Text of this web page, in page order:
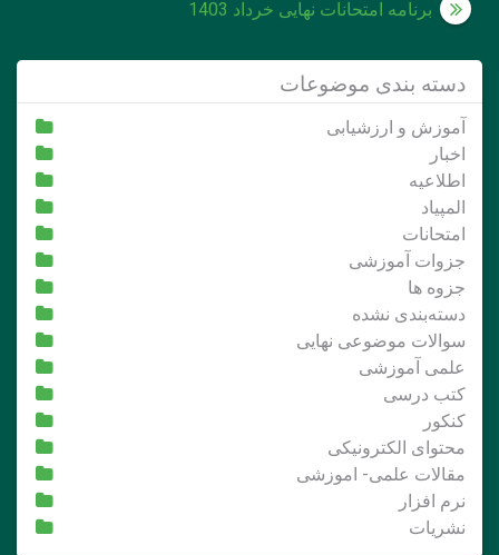
نوشتهبرنامه امتحانات نهایی خرداد 1403
دسته بندی موضوعات
آموزش و ارزشیابی
اخبار
اطلاعیه
المپیاد
امتحانات
جزوات آموزشی
جزوه ها
دسته‌بندی نشده
سوالات موضوعی نهایی
علمی آموزشی
کتب درسی
کنکور
محتوای الکترونیکی
مقالات علمی- اموزشی
نرم افزار
نشریات